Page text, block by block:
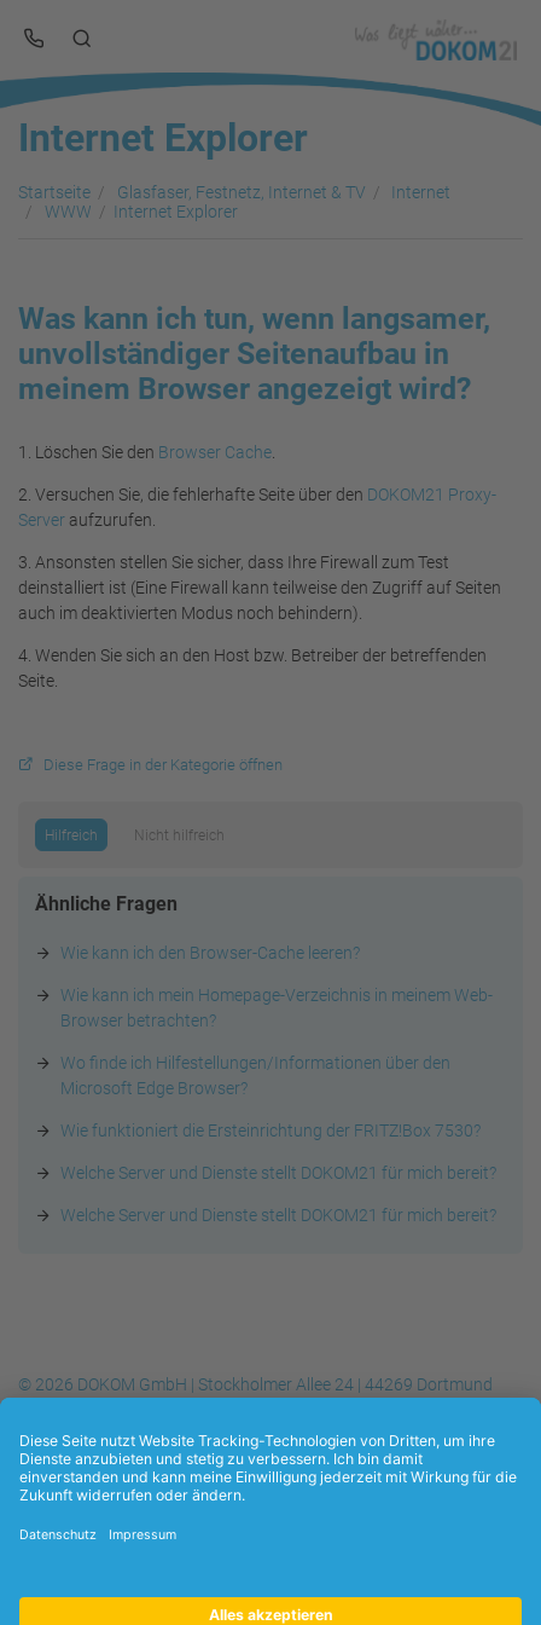
Internet Explorer
Startseite Glasfaser, Festnetz, Internet & TV
Internet
WWW
Internet Explorer
Was kann ich tun, wenn langsamer,
unvollständiger Seitenaufbau in
meinem Browser angezeigt wird?
1. Löschen Sie den Browser Cache
2. Versuchen Sie, die fehlerhafte Seite über den DOKOM21 Proxy-
Server aufzurufen.
3. Ansonsten stellen Sie sicher, dass Ihre Firewall zum Test
deinstalliert ist (Eine Firewall kann teilweise den Zugriff auf Seiten
auch im deaktivierten Modus noch behindern).
4. Wenden Sie sich an den Host bzw. Betreiber der betreffenden
Seite.
Diese Frage in der Kategorie öffnen
Hilfreich Nicht hilfreich
Ähnliche Fragen
Wie kann ich den Browser-Cache leeren?
Wie kann ich mein Homepage-Verzeichnis in meinem Web-
Browser betrachten?
Wo finde ich Hilfestellungen/Informationen über den
Microsoft Edge Browser?
Wie funktioniert die Ersteinrichtung der FRITZ!Box 7530?
Welche Server und Dienste stellt DOKOM21 für mich bereit?
Welche Server und Dienste stellt DOKOM21 für mich bereit?
© 2026 DOKOM GmbH | Stockholmer Allee 24 | 44269 Dortmund
Datenschutzerklärung Kontakt Impressum